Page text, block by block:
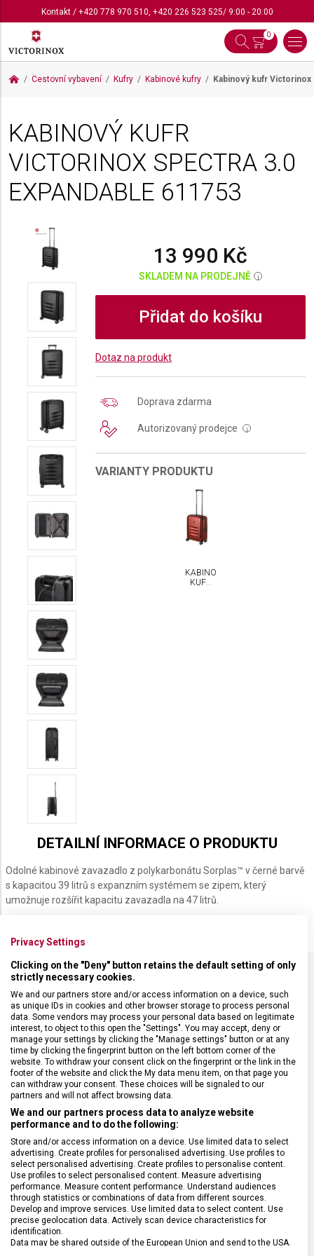
Kontakt/ +420 778 970 510, +420 226 523 525/ 9:00 - 20:00
0
Cestovní vybavení Kufry Kabinové kufry Kabinový kufr
KABINOVÝ KUFR
VICTORINOX SPECTRA 3.0
EXPANDABLE 611753
13 990 Kč
SKLADEM NA PRODEJNĚ i
Přidat do košíku
Dotaz na produkt
Doprava zdarma
Autorizovaný prodejce i
VARIANTY PRODUKTU
KABINOVÝ
KUFR
DETAILNÍ INFORMACE O PRODUKTU
Odolné kabinové zavazadlo z polykarbonátu Sorplas™ v černé barvě
s kapacitou 39 litrů s expanzním systémem se zipem, který
umožnuje rozšířit kapacitu zavazadla na 47 litrů.
SPECIFIKACE PRODUKTU
DRUH ZBOŽÍ Cestovní vybavení
ZÁRUKA 1 + 10 let
HMOTNOST 3 500 g
TYP ZAVAZADLA Kabinové zavazadlo
VELIKOST 55 x 40 x 20 cm
Privacy Settings
Clicking on the "Deny" button retains the default setting of only
strictly necessary cookies.
We and our partners store and/or access information on a device, such
as unique IDs in cookies and other browser storage to process personal
data. Some vendors may process your personal data based on legitimate
interest, to object to this open the "Settings". You may accept, deny or
manage your settings by clicking the "Manage settings" button or at any
time by clicking the fingerprint button on the left bottom corner of the
website. To withdraw your consent click on the fingerprint or the link in the
footer of the website and click the My data menu item, on that page you
can withdraw your consent. These choices will be signaled to our
partners and will not affect browsing data.
We and our partners process data to analyze website
performance and to do the following:
Store and/or access information on a device. Use limited data to select
advertising. Create profiles for personalised advertising. Use profiles to
select personalised advertising. Create profiles to personalise content.
Use profiles to select personalised content. Measure advertising
performance. Measure content performance. Understand audiences
through statistics or combinations of data from different sources.
Develop and improve services. Use limited data to select content. Use
precise geolocation data. Actively scan device characteristics for
identification.
Data may be shared outside of the European Union and send to the USA.